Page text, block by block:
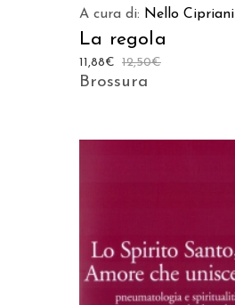
A cura di: Nello Cipriani
La regola
12,50€
11,88€
Brossura